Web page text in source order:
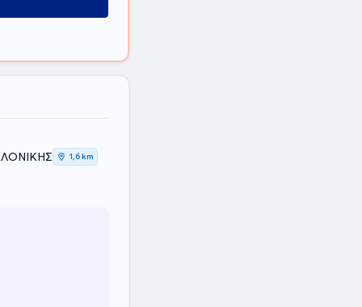
1,6 km